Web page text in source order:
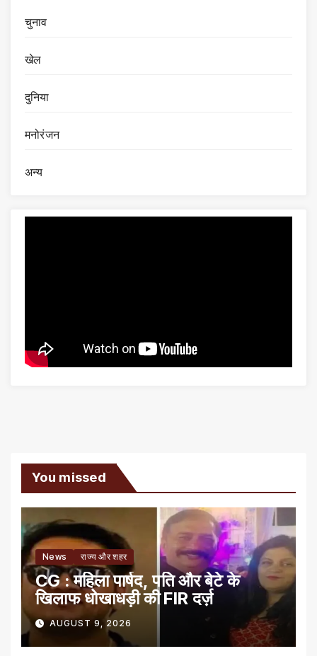
चुनाव
खेल
दुनिया
मनोरंजन
अन्य
You missed
News राज्य और शहर
CG : महिला पार्षद, पति और बेटे के
खिलाफ धोखाधड़ी की FIR दर्ज़
AUGUST 9, 2026